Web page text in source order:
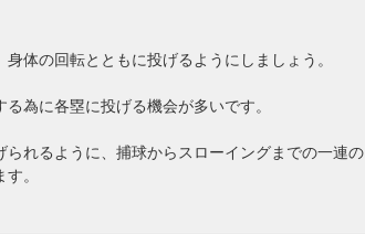
体の回転とともに投げるようにしましょう。
為に各塁に投げる機会が多いです。
れるように、捕球からスローイングまでの一連の
。